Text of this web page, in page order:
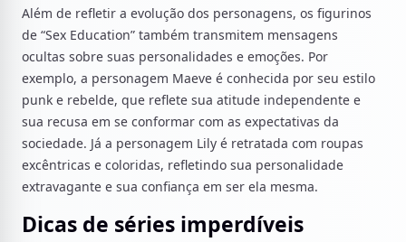
Além de refletir a evolução dos personagens, os figurinos
de “Sex Education” também transmitem mensagens
ocultas sobre suas personalidades e emoções. Por
exemplo, a personagem Maeve é conhecida por seu estilo
punk e rebelde, que reflete sua atitude independente e
sua recusa em se conformar com as expectativas da
sociedade. Já a personagem Lily é retratada com roupas
excêntricas e coloridas, refletindo sua personalidade
extravagante e sua confiança em ser ela mesma.
Dicas de séries imperdíveis